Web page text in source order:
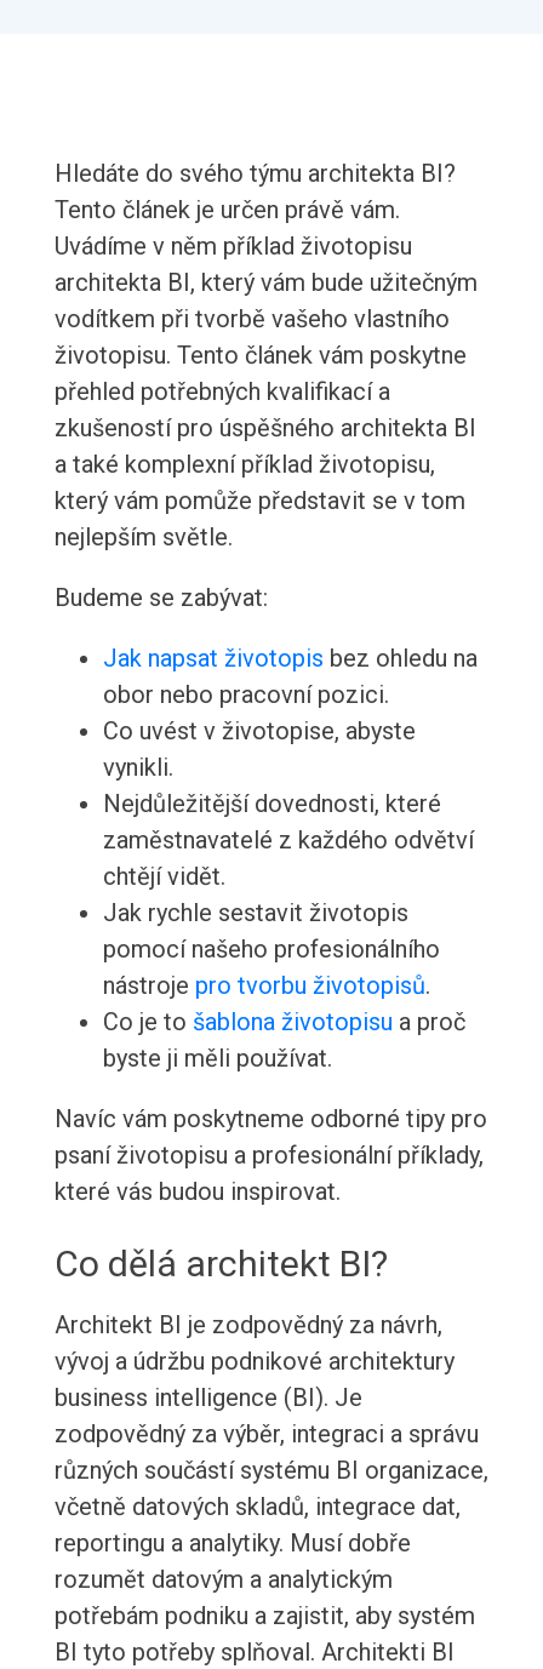
Hledáte do svého týmu architekta BI?
Tento článek je určen právě vám.
Uvádíme v něm příklad životopisu
architekta BI, který vám bude užitečným
vodítkem při tvorbě vašeho vlastního
životopisu. Tento článek vám poskytne
přehled potřebných kvalifikací a
zkušeností pro úspěšného architekta BI
a také komplexní příklad životopisu,
který vám pomůže představit se v tom
nejlepším světle.
Budeme se zabývat:
Jak napsat životopis bez ohledu na
obor nebo pracovní pozici.
Co uvést v životopise, abyste
vynikli.
Nejdůležitější dovednosti, které
zaměstnavatelé z každého odvětví
chtějí vidět.
Jak rychle sestavit životopis
pomocí našeho profesionálního
nástroje pro tvorbu životopisů.
Co je to šablona životopisu a proč
byste ji měli používat.
Navíc vám poskytneme odborné tipy pro
psaní životopisu a profesionální příklady,
které vás budou inspirovat.
Co dělá architekt BI?
Architekt BI je zodpovědný za návrh,
vývoj a údržbu podnikové architektury
business intelligence (BI). Je
zodpovědný za výběr, integraci a správu
různých součástí systému BI organizace,
včetně datových skladů, integrace dat,
reportingu a analytiky. Musí dobře
rozumět datovým a analytickým
potřebám podniku a zajistit, aby systém
BI tyto potřeby splňoval. Architekti BI